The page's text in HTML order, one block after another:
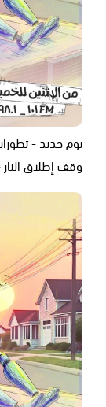
يوم جديد -
وقف إطلاق النار -